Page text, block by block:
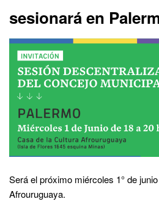
sesionará en
Será el próximo miércoles 1° de
Afrouruguaya.